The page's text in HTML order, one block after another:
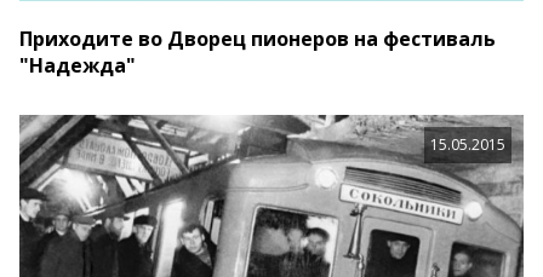
Приходите во Дворец пионеров на фестиваль
"Надежда"
15.05.2015